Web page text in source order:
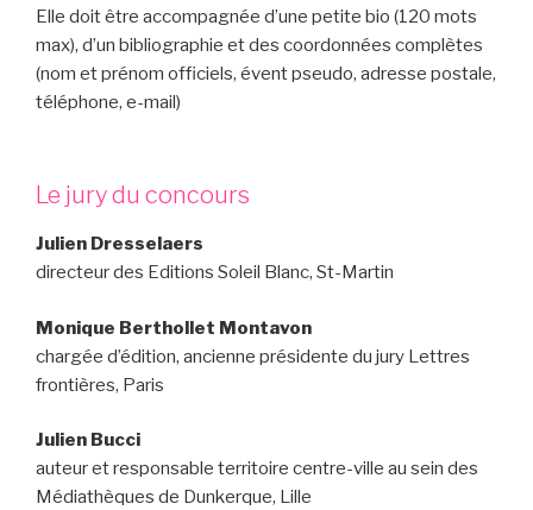
Elle doit être accompagnée d’une petite bio (120 mots
max), d’un bibliographie et des coordonnées complètes
(nom et prénom officiels, évent pseudo, adresse postale,
téléphone, e-mail)
Le jury du concours
Julien Dresselaers
directeur des Editions Soleil Blanc, St-Martin
Monique Berthollet Montavon
chargée d’édition, ancienne présidente du jury Lettres
frontières, Paris
Julien Bucci
auteur et responsable territoire centre-ville au sein des
Médiathèques de Dunkerque, Lille